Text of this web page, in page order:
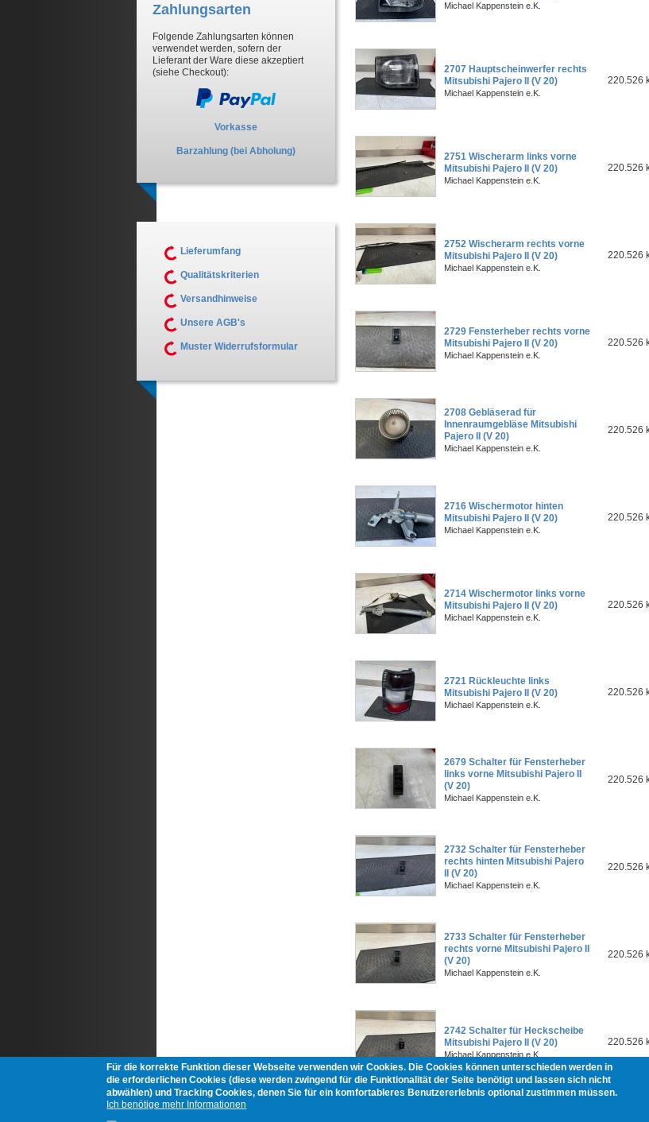
Michael Kappenstein e.K.
2707 Hauptscheinwerfer rechts
Mitsubishi Pajero II (V 20)
Michael Kappenstein e.K.
220.526
2751 Wischerarm links vorne
Mitsubishi Pajero II (V 20)
Michael Kappenstein e.K.
220.526
2752 Wischerarm rechts vorne
Mitsubishi Pajero II (V 20)
Michael Kappenstein e.K.
220.526
2729 Fensterheber rechts vorne
Mitsubishi Pajero II (V 20)
Michael Kappenstein e.K.
220.526
2708 Gebläserad für
Innenraumgebläse Mitsubishi
Pajero II (V 20)
Michael Kappenstein e.K.
220.526
2716 Wischermotor hinten
Mitsubishi Pajero II (V 20)
Michael Kappenstein e.K.
220.526
2714 Wischermotor links vorne
Mitsubishi Pajero II (V 20)
Michael Kappenstein e.K.
220.526
2721 Rückleuchte links
Mitsubishi Pajero II (V 20)
Michael Kappenstein e.K.
220.526
2679 Schalter für Fensterheber
links vorne Mitsubishi Pajero II
(V 20)
Michael Kappenstein e.K.
220.526
2732 Schalter für Fensterheber
rechts hinten Mitsubishi Pajero
II (V 20)
Michael Kappenstein e.K.
220.526
2733 Schalter für Fensterheber
rechts vorne Mitsubishi Pajero II
(V 20)
Michael Kappenstein e.K.
220.526
2742 Schalter für Heckscheibe
Mitsubishi Pajero II (V 20)
Michael Kappenstein e.K.
220.526
Zahlungsarten
Folgende Zahlungsarten können
verwendet werden, sofern der
Lieferant der Ware diese akzeptiert
(siehe Checkout):
Vorkasse
Barzahlung (bei Abholung)
Lieferumfang
Qualitätskriterien
Versandhinweise
Unsere AGB's
Muster Widerrufsformular
Für die korrekte Funktion dieser Webseite verwenden wir Cookies. Die Cookies können unterschieden werden in
die erforderlichen Cookies (diese werden zwingend für die Funktionalität der Seite benötigt und lassen sich nicht
abwählen) und Tracking Cookies, denen Sie für ein komfortableres Benutzererlebnis optional zustimmen müssen.
Ich benötige mehr Informationen